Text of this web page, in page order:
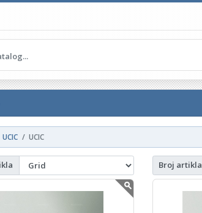
UCIC UCIC
Broj artikla